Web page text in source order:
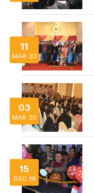
11
MAR 20
03
MAR 20
15
DEC 19